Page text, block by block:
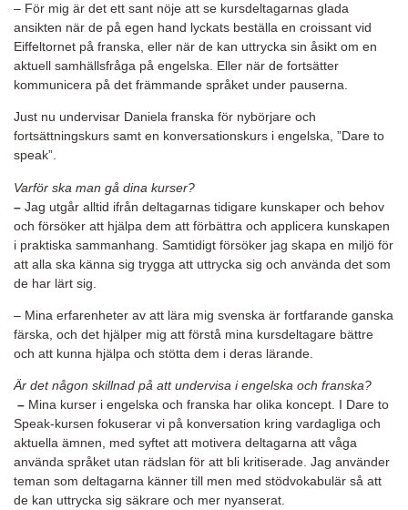
– För mig är det ett sant nöje att se kursdeltagarnas glada
ansikten när de på egen hand lyckats beställa en croissant vid
Eiffeltornet på franska, eller när de kan uttrycka sin åsikt om en
aktuell samhällsfråga på engelska. Eller när de fortsätter
kommunicera på det främmande språket under pauserna.
Just nu undervisar Daniela franska för nybörjare och
fortsättningskurs samt en konversationskurs i engelska, ”Dare to
speak”.
Varför ska man gå dina kurser?
– Jag utgår alltid ifrån deltagarnas tidigare kunskaper och behov
och försöker att hjälpa dem att förbättra och applicera kunskapen
i praktiska sammanhang. Samtidigt försöker jag skapa en miljö för
att alla ska känna sig trygga att uttrycka sig och använda det som
de har lärt sig.
– Mina erfarenheter av att lära mig svenska är fortfarande ganska
färska, och det hjälper mig att förstå mina kursdeltagare bättre
och att kunna hjälpa och stötta dem i deras lärande.
Är det någon skillnad på att undervisa i engelska och franska?
– Mina kurser i engelska och franska har olika koncept. I Dare to
Speak-kursen fokuserar vi på konversation kring vardagliga och
aktuella ämnen, med syftet att motivera deltagarna att våga
använda språket utan rädslan för att bli kritiserade. Jag använder
teman som deltagarna känner till men med stödvokabulär så att
de kan uttrycka sig säkrare och mer nyanserat.